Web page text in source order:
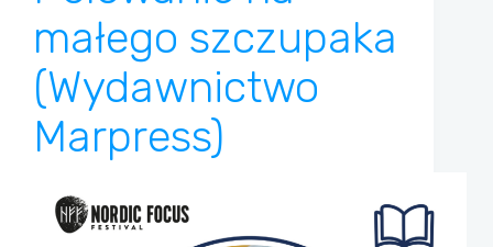
małego szczupaka
(Wydawnictwo
Marpress)